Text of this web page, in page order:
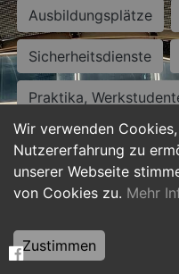
Wir verwenden
Nutzererfahrung zu
unserer Webseite
von Cookies zu. Mehr
Zustimmen
Ausbildungsplätze
Sicherheitsdienste
Praktika,
Personalwesen
Hilfskräfte, Aushilfs-
Weiterbildung,